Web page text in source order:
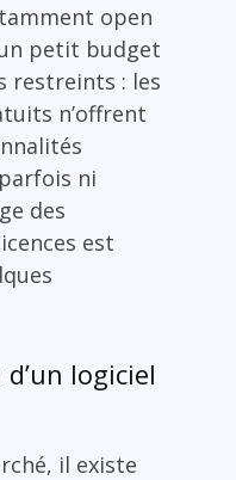
open
petit budget
restreints : les
n’offrent
ni
des
est
logiciel
il existe